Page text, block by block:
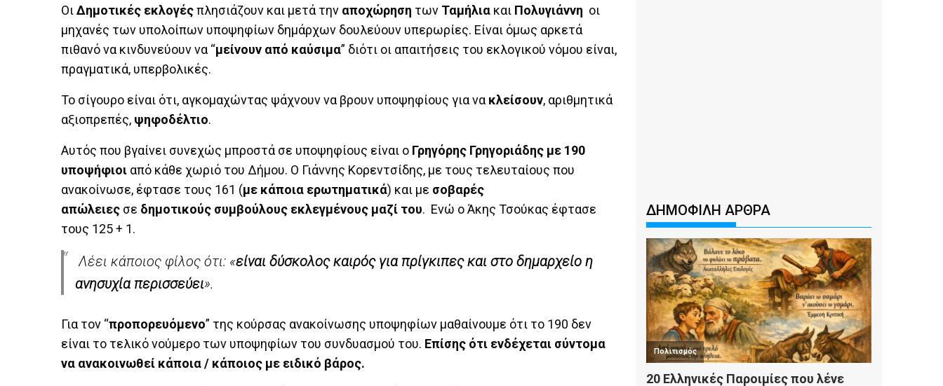
ΟιΔημοτικές εκλογέςπλησιάζουν και μετά την αποχώρηση των Ταμήλια και Πολυγιάννη οι
μηχανές των υπολοίπων υποψηφίων δημάρχων δουλεύουν υπερωρίες. Είναι όμως αρκετά
πιθανό να κινδυνεύουν να “μείνουν από καύσιμα” διότι οι απαιτήσεις του εκλογικού νόμου είναι,
πραγματικά, υπερβολικές.
Το σίγουρο είναι ότι, αγκομαχώντας ψάχνουν να βρουν υποψηφίους για να κλείσουν, αριθμητικά
αξιοπρεπές, ψηφοδέλτιο.
Αυτός που βγαίνει συνεχώς μπροστά σε υποψηφίους είναι ο Γρηγόρης Γρηγοριάδης με 190
υποψήφιοι από κάθε χωριό του Δήμου. Ο Γιάννης Κορεντσίδης, με τους τελευταίους που
ανακοίνωσε, έφτασε τους 161 (με κάποια ερωτηματικά) και με σοβαρές
απώλειες σε δημοτικούς συμβούλους εκλεγμένους μαζί του. Ενώ ο Άκης Τσούκας έφτασε
τους 125 + 1.
Λέει κάποιος φίλος ότι: «είναι δύσκολος καιρός για πρίγκιπες και στο δημαρχείο η
ανησυχία περισσεύει».
Για τον “προπορευόμενο” της κούρσας ανακοίνωσης υποψηφίων μαθαίνουμε ότι το 190 δεν
είναι το τελικό νούμερο των υποψηφίων του συνδυασμού του. Επίσης ότι ενδέχεται σύντομα
να ανακοινωθεί κάποια / κάποιος με ειδικό βάρος.
ΔΗΜΟΦΙΛΗ ΑΡΘΡΑ